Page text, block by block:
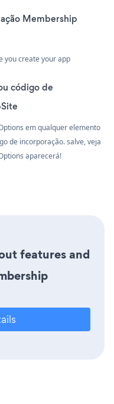
Membership
you create your app
código de
em qualquer elemento
de incorporação. salve, veja
aparecerá!
features and